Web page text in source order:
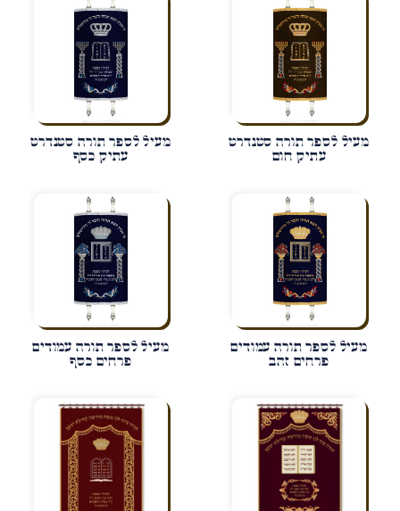
מעיל לספר תורה סטנדרט
עתיק חום
מעיל לספר תורה סטנדרט
עתיק כסף
מעיל לספר תורה עמודים
פרחים זהב
מעיל לספר תורה עמודים
פרחים כסף